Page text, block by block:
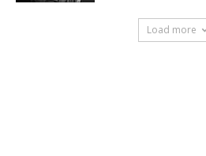
Load more